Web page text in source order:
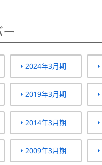
2024年3月期
2019年3月期
2014年3月期
2009年3月期